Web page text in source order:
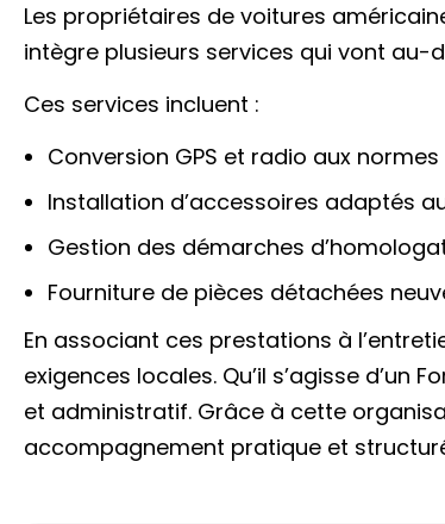
Les propriétaires de voitures
intègre plusieurs services qui vont
Ces services incluent :
Conversion GPS et radio aux
Installation d’accessoires adaptés
Gestion des démarches
Fourniture de pièces détachées
En associant ces prestations à
exigences locales. Qu’il s’agisse d’un
et administratif. Grâce à cette
accompagnement pratique et